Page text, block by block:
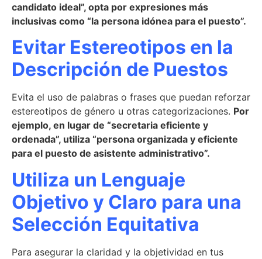
candidato ideal”, opta por expresiones más
inclusivas como “la persona idónea para el puesto”.
Evitar Estereotipos en la
Descripción de Puestos
Evita el uso de palabras o frases que puedan reforzar
estereotipos de género u otras categorizaciones. Por
ejemplo, en lugar de “secretaria eficiente y
ordenada”, utiliza “persona organizada y eficiente
para el puesto de asistente administrativo”.
Utiliza un Lenguaje
Objetivo y Claro para una
Selección Equitativa
Para asegurar la claridad y la objetividad en tus